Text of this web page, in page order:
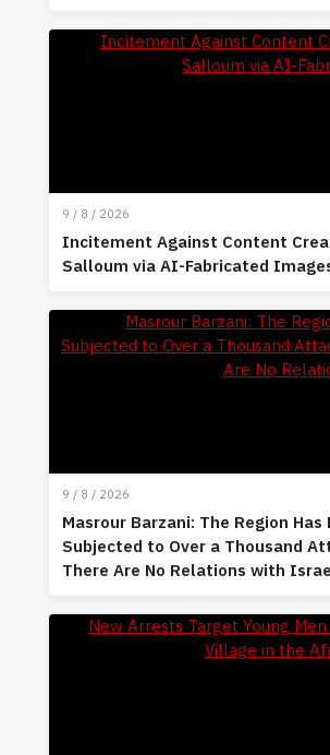
9 / 8 / 2026
Incitement Against Content
Salloum via AI-Fabricated
9 / 8 / 2026
Masrour Barzani: The Region Has
Subjected to Over a Thousand
There Are No Relations with